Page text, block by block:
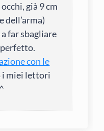
già 9 cm
dell’arma)
far sbagliare
con le
i miei lettori